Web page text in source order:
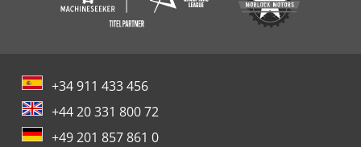
+34 911 433 456
+44 20 331 800 72
+49 201 857 861 0